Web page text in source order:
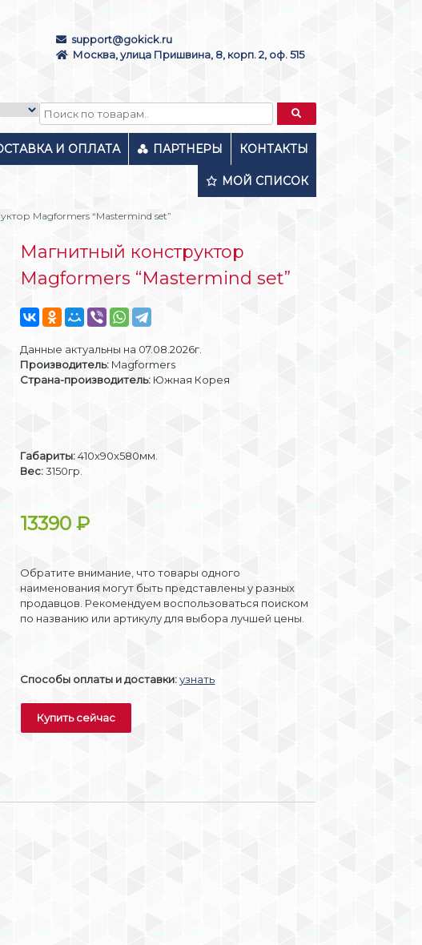
support@gokick.ru
Москва, улица Пришвина, 8, корп. 2, оф. 515
И ОПЛАТА ПАРТНЕРЫ КОНТАКТЫ
МОЙ СПИСОК
Magformers “Mastermind set”
Магнитный конструктор
Magformers “Mastermind set”
Данные актуальны на 07.08.2026г.
Производитель: Magformers
Страна-производитель: Южная Корея
Габариты:410x90x580мм.
Вес:3150гр.
13390₽
Обратите внимание, что товары одного
наименования могут быть представлены у разных
продавцов. Рекомендуем воспользоваться поиском
по названию или артикулу для выбора лучшей цены.
Способы оплаты и доставки: узнать
Купить сейчас